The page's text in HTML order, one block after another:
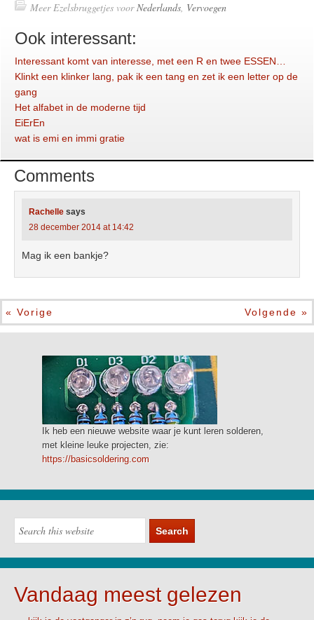
Meer Ezelsbruggetjes voorNederlands, Vervoegen
Ook interessant:
Interessant komt van interesse, met een R en twee ESSEN…
Klinkt een klinker lang, pak ik een tang en zet ik een letter op de
gang
Het alfabet in de moderne tijd
EiErEn
wat is emi en immi gratie
Comments
Rachelle says
28 december 2014 at 14:42
Mag ik een bankje?
« Vorige Volgende »
Ik heb een nieuwe website waar je kunt leren solderen,
met kleine leuke projecten, zie:
https://basicsoldering.com
Vandaag meest gelezen